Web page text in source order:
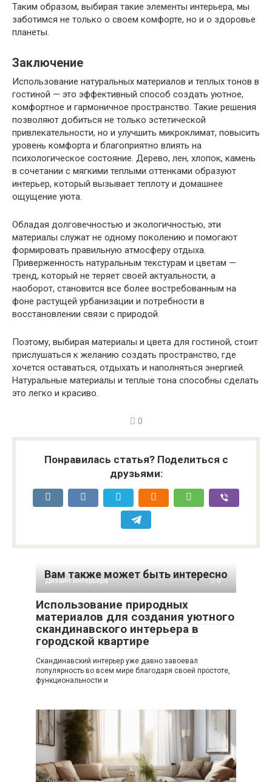
Таким образом, выбирая такие элементы интерьера, мы
заботимся не только о своем комфорте, но и о здоровье
планеты.
Заключение
Использование натуральных материалов и теплых тонов в
гостиной — это эффективный способ создать уютное,
комфортное и гармоничное пространство. Такие решения
позволяют добиться не только эстетической
привлекательности, но и улучшить микроклимат, повысить
уровень комфорта и благоприятно влиять на
психологическое состояние. Дерево, лен, хлопок, камень
в сочетании с мягкими теплыми оттенками образуют
интерьер, который вызывает теплоту и домашнее
ощущение уюта.
Обладая долговечностью и экологичностью, эти
материалы служат не одному поколению и помогают
формировать правильную атмосферу отдыха.
Приверженность натуральным текстурам и цветам —
тренд, который не теряет своей актуальности, а
наоборот, становится все более востребованным на
фоне растущей урбанизации и потребности в
восстановлении связи с природой.
Поэтому, выбирая материалы и цвета для гостиной, стоит
прислушаться к желанию создать пространство, где
хочется оставаться, отдыхать и наполняться энергией.
Натуральные материалы и теплые тона способны сделать
это легко и красиво.
0
Понравилась статья? Поделиться с
друзьями:
Вам также может быть интересно
Дизайн интерьера 0
Использование природных
материалов для создания уютного
скандинавского интерьера в
городской квартире
Скандинавский интерьер уже давно завоевал
популярность во всем мире благодаря своей простоте,
функциональности и